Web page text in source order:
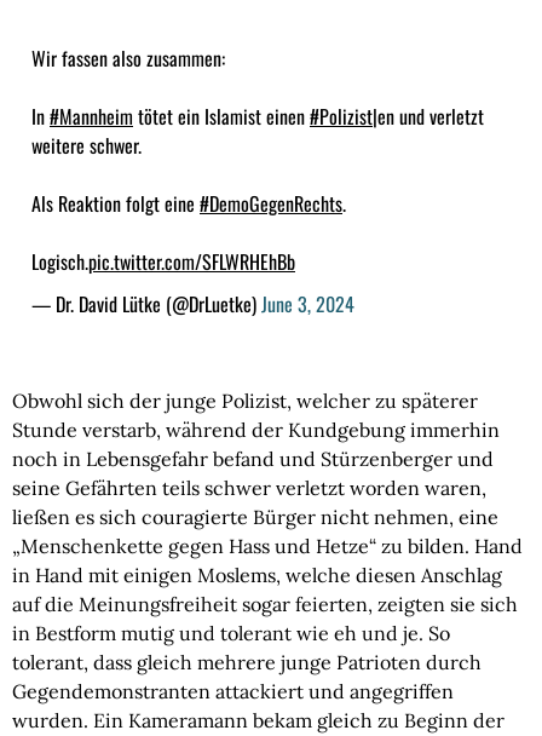
Wir fassen also zusammen:
In#Mannheim tötet ein Islamist einen#Polizist|en und verletzt
weitere schwer.
Als Reaktion folgt eine #DemoGegenRechts.
Logisch.pic.twitter.com/SFLWRHEhBb
— Dr. David Lütke (@DrLuetke)June 3, 2024
Obwohl sich der junge Polizist, welcher zu späterer
Stunde verstarb, während der Kundgebung immerhin
noch in Lebensgefahr befand und Stürzenberger und
seine Gefährten teils schwer verletzt worden waren,
ließen es sich couragierte Bürger nicht nehmen, eine
„Menschenkette gegen Hass und Hetze“ zu bilden. Hand
in Hand mit einigen Moslems, welche diesen Anschlag
auf die Meinungsfreiheit sogar feierten, zeigten sie sich
in Bestform mutig und tolerant wie eh und je. So
tolerant, dass gleich mehrere junge Patrioten durch
Gegendemonstranten attackiert und angegriffen
wurden. Ein Kameramann bekam gleich zu Beginn der